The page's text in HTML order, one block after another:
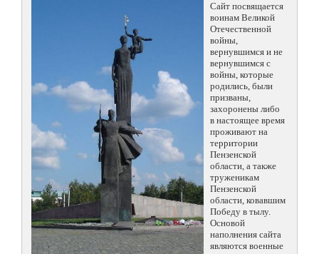
Сайт посвящается
воинам Великой
Отечественной
войны,
вернувшимся и не
вернувшимся с
войны, которые
родились, были
призваны,
захоронены либо
в настоящее время
проживают на
территории
Пензенской
области, а также
труженикам
Пензенской
области, ковавшим
Победу в тылу.
Основой
наполнения сайта
являются военные